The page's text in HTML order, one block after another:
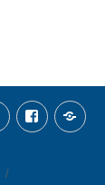
Google+FacebookXing